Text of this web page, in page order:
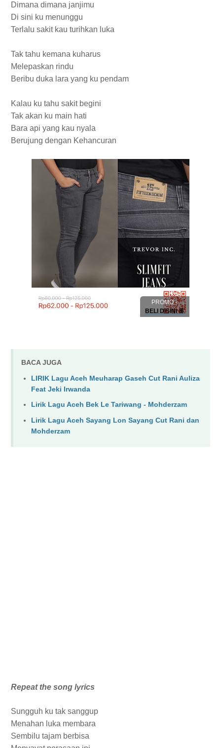
Dimana dimana janjimu
Di sini ku menunggu
Terlalu sakit kau turihkan luka
Tak tahu kemana kuharus
Melepaskan rindu
Beribu duka lara yang ku pendam
Kalau ku tahu sakit begini
Tak akan ku main hati
Bara api yang kau nyala
Berujung dengan Kehancuran
PROMO -
BELI DISINI 👖
BACA JUGA
LIRIK Lagu Aceh Meuharap Gaseh Cut Rani Auliza
Feat Jeki Irwanda
Lirik Lagu Aceh Bek Le Tariwang - Mohderzam
Lirik Lagu Aceh Sayang Lon Sayang Cut Rani dan
Mohderzam
Repeat the song lyrics
Sungguh ku tak sanggup
Menahan luka membara
Sembilu tajam berbisa